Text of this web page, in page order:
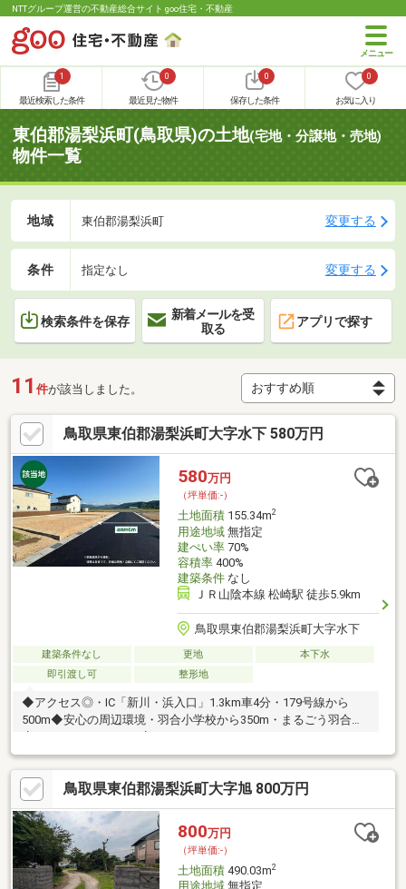
NTTグループ運営の不動産総合サイト goo住宅・不動産
1
最近検索した条件
0
最近見た物件
0
保存した条件
0
お気に入り
東伯郡湯梨浜町(鳥取県)の土地(宅地・分譲地・売地)
物件一覧
地域 東伯郡湯梨浜町 変更する
条件 指定なし 変更する
検索条件を保存
新着メールを受
取る
アプリで探す
11 件が該当しました。
鳥取県東伯郡湯梨浜町大字水下 580万円
580万円
（坪単価:-）
土地面積155.34m2
用途地域無指定
建ぺい率70%
容積率400%
建築条件なし
ＪＲ山陰本線 松崎駅 徒歩5.9km
鳥取県東伯郡湯梨浜町大字水下
建築条件なし 更地
本下水
即引渡し可
整形地
◆アクセス◎・IC「新川・浜入口」1.3km車4分・179号線から
500m◆安心の周辺環境・羽合小学校から350m・まるごう羽合
店、ウェルネスハワイ店1.2km、アロハこどもクリニック550m、
湯梨浜町役場600m◆「ずっとぴったりな家づくり」を。・ウッズ
カンパニーでは、お客様のご要望にお応えできるよう複数のブラ
ンドを揃えております。こだわりの注文住宅も、納得の企画・売
建プランも。お客さま一人ひとりの想いを叶える、ずっとぴった
りな家づくりにご期待ください。
鳥取県東伯郡湯梨浜町大字旭 800万円
800万円
（坪単価:-）
土地面積490.03m2
用途地域無指定